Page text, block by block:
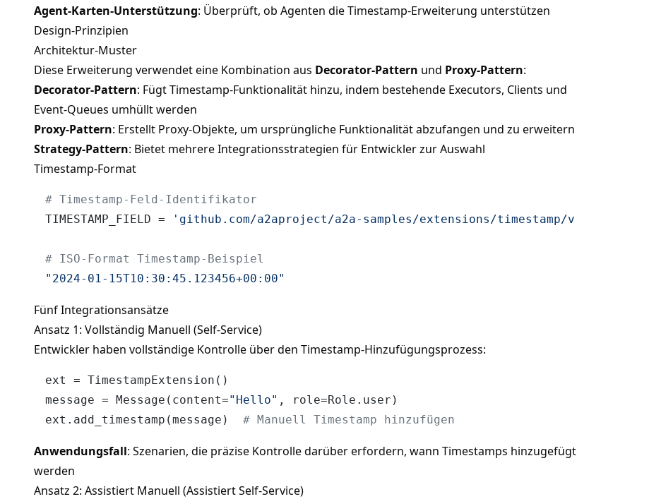
Agent-Karten-Unterstützung: Überprüft, ob Agenten die Timestamp-Erweiterung unterstützen
Design-Prinzipien
Architektur-Muster
Diese Erweiterung verwendet eine Kombination aus Decorator-Pattern und Proxy-Pattern:
Decorator-Pattern: Fügt Timestamp-Funktionalität hinzu, indem bestehende Executors, Clients und
Event-Queues umhüllt werden
Proxy-Pattern: Erstellt Proxy-Objekte, um ursprüngliche Funktionalität abzufangen und zu erweitern
Strategy-Pattern: Bietet mehrere Integrationsstrategien für Entwickler zur Auswahl
Timestamp-Format
# Timestamp-Feld-Identifikator
TIMESTAMP_FIELD =
'github.com/a2aproject/a2a-samples/extensions/timestamp/v1/
# ISO-Format Timestamp-Beispiel
"2024-01-15T10:30:45.123456+00:00"
Fünf Integrationsansätze
Ansatz 1: Vollständig Manuell (Self-Service)
Entwickler haben vollständige Kontrolle über den Timestamp-Hinzufügungsprozess:
ext = TimestampExtension()
message = Message(content="Hello" , role=Role.user)
ext.add_timestamp(message) # Manuell Timestamp hinzufügen
Anwendungsfall: Szenarien, die präzise Kontrolle darüber erfordern, wann Timestamps hinzugefügt
werden
Ansatz 2: Assistiert Manuell (Assistiert Self-Service)